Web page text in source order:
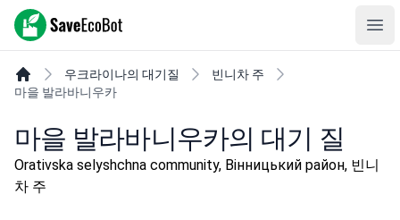
SaveEcoBot
우크라이나의 대기질
빈니차 주
마을 발라바니우카
마을 발라바니우카의 대기 질
Orativska selyshchna community, Вінницький район, 빈니
차 주